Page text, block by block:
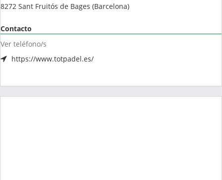
8272 Sant Fruitós de Bages (Barcelona)
Contacto
Ver teléfono/s
https://www.totpadel.es/